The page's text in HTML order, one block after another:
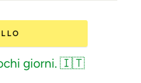
giorni. 🇮🇹